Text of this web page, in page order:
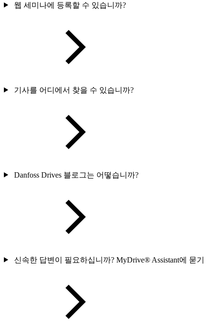
웹 세미나에 등록할 수 있습니까?
기사를 어디에서 찾을 수 있습니까?
Danfoss Drives 블로그는 어떻습니까?
신속한 답변이 필요하십니까? MyDrive® Assistant에 묻기